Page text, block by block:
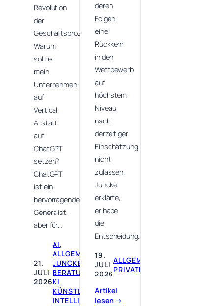
Revolution
der
Geschäftsprozesse.
Warum
sollte
mein
Unternehmen
auf
Vertical
AI statt
auf
ChatGPT
setzen?
ChatGPT
ist ein
hervorragender
Generalist,
aber für…
21.
JULI
2026
AI
ALLGEMEIN
,
JUNCKE EDV
BERATUNG
,
KI
KÜNSTLICHE
INTELLIGENZ
deren
Folgen
eine
Rückkehr
in den
Wettbewerb
auf
höchstem
Niveau
nach
derzeitiger
Einschätzung
nicht
zulassen.
Juncke
erklärte,
er habe
die
Entscheidung…
19.
JULI
2026
ALLGEMEIN
PRIVATES
Artikel
lesen →